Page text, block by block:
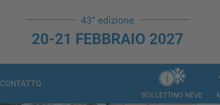
43° edizione
20-21 FEBBRAIO 2027
CONTATTO
BOLLETTINO NEVE